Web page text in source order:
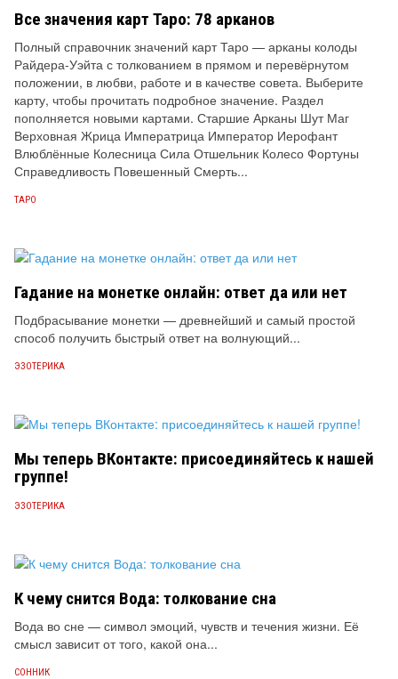
Все значения карт Таро: 78 арканов
Полный справочник значений карт Таро — арканы колоды
Райдера-Уэйта с толкованием в прямом и перевёрнутом
положении, в любви, работе и в качестве совета. Выберите
карту, чтобы прочитать подробное значение. Раздел
пополняется новыми картами. Старшие Арканы Шут Маг
Верховная Жрица Императрица Император Иерофант
Влюблённые Колесница Сила Отшельник Колесо Фортуны
Справедливость Повешенный Смерть...
ТАРО
Гадание на монетке онлайн: ответ да или нет
Подбрасывание монетки — древнейший и самый простой
способ получить быстрый ответ на волнующий...
ЭЗОТЕРИКА
Мы теперь ВКонтакте: присоединяйтесь к нашей
группе!
ЭЗОТЕРИКА
К чему снится Вода: толкование сна
Вода во сне — символ эмоций, чувств и течения жизни. Её
смысл зависит от того, какой она...
СОННИК